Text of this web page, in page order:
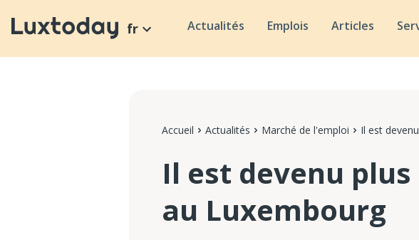
fr Actualités Emplois Articles
Accueil Actualités Marché de l'emploi Il est
Il est devenu
au Luxembourg